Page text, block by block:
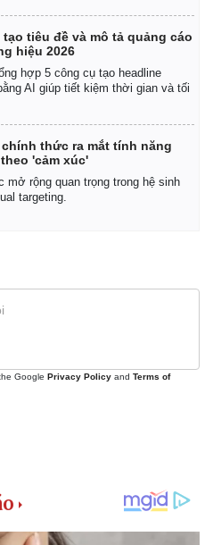
Thị trường
Giá vàng
Tiêu dùng
Chứng khoán
Giá cà phê
tiêu đề và mô tả quảng cáo
hiệu 2026
hợp 5 công cụ tạo headline
AI giúp tiết kiệm thời gian và tối
chính thức ra mắt tính năng
'cảm xúc'
mở rộng quan trọng trong hệ sinh
targeting.
Google Privacy Policy and Terms of